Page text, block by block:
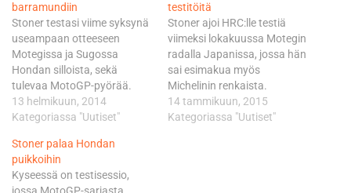
barramundiin
Stoner testasi viime syksynä
useampaan otteeseen
Motegissa ja Sugossa
Hondan silloista, sekä
tulevaa MotoGP-pyörää.
Stonerilla oli näppinsä
pelissä myös kohutun, mutta
testeissä Malesiassa muiden
käsissä vielä yllättävän
kesyksi osoittautuneen
13 helmikuun, 2014
Kategoriassa "Uutiset"
testitöitä
Stoner ajoi HRC:lle testiä
viimeksi lokakuussa Motegin
radalla Japanissa, jossa hän
sai esimakua myös
Michelinin renkaista.
Michelin korvaa
Bridgestonen kaudella 2016
14 tammikuun, 2015
Kategoriassa "Uutiset"
Stoner palaa Hondan
puikkoihin
Kyseessä on testisessio,